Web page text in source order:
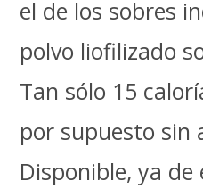
el de los sobres
polvo liofilizado
Tan sólo 15
por supuesto sin
Disponible, ya